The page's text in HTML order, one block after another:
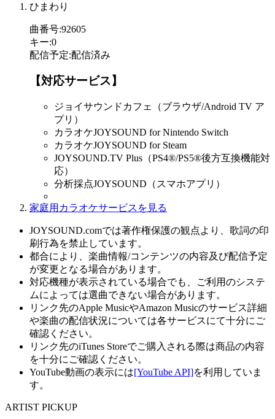
ひまわり
曲番号:92605
キー:0
配信予定:配信済み
【対応サービス】
ジョイサウンドカフェ（ブラウザ/Android TV ア
プリ）
カラオケJOYSOUND for Nintendo Switch
カラオケJOYSOUND for Steam
JOYSOUND.TV Plus（PS4®/PS5®後方互換機能対
応）
分析採点JOYSOUND（スマホアプリ）
家庭用カラオケサービスを見る
JOYSOUND.comでは著作権保護の観点より、歌詞の印
刷行為を禁止しています。
都合により、楽曲情報/コンテンツの内容及び配信予定
が変更となる場合があります。
対応機種が表示されている場合でも、ご利用のシステ
ムによっては選曲できない場合があります。
リンク先のApple MusicやAmazon Musicのサービス詳細
や楽曲の配信状況については各サービスにて十分にご
確認ください。
リンク先のiTunes Storeでご購入される際は商品の内容
を十分にご確認ください。
YouTube動画の表示には[YouTube API]を利用していま
す。
ARTIST PICKUP